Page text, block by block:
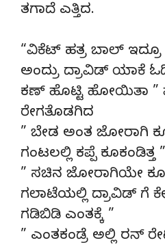
ತಗಾದೆ ಎತ್ತಿದ.
“ವಿಕೆಟ್ ಹತ್ರ ಬಾಲ್
ಅಂದ್ರು ದ್ರಾವಿಡ್ ಯಾಕೆ
ಕಣ್ ಹೊಟ್ಟಿ ಹೋಯಿತಾ ”
ರೇಗತೊಡಗಿದ
” ಬೇಡ ಅಂತ ಜೋರಾಗಿ
ಗಂಟಲಲ್ಲಿ ಕಪ್ಪೆ
” ಸಚಿನ ಜೋರಾಗಿಯೇ
ಗಲಾಟೆಯಲ್ಲಿ ದ್ರಾವಿಡ್ ಗೆ
ಗಡಿಬಿಡಿ ಎಂತಕ್ಕೆ ”
” ಎಂತಕಂಡ್ರೆ ಅಲ್ಲಿ ರನ್